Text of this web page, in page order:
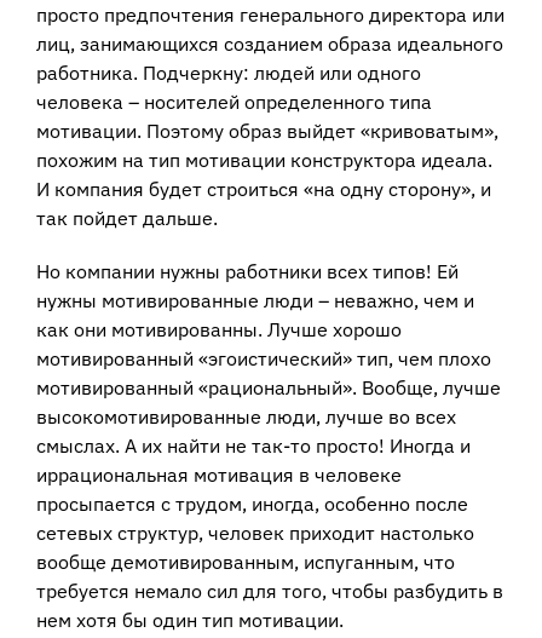
просто предпочтения генерального директора или
лиц, занимающихся созданием образа идеального
работника. Подчеркну: людей или одного
человека – носителей определенного типа
мотивации. Поэтому образ выйдет «кривоватым»,
похожим на тип мотивации конструктора идеала.
И компания будет строиться «на одну сторону», и
так пойдет дальше.
Но компании нужны работники всех типов! Ей
нужны мотивированные люди – неважно, чем и
как они мотивированны. Лучше хорошо
мотивированный «эгоистический» тип, чем плохо
мотивированный «рациональный». Вообще, лучше
высокомотивированные люди, лучше во всех
смыслах. А их найти не так-то просто! Иногда и
иррациональная мотивация в человеке
просыпается с трудом, иногда, особенно после
сетевых структур, человек приходит настолько
вообще демотивированным, испуганным, что
требуется немало сил для того, чтобы разбудить в
нем хотя бы один тип мотивации.